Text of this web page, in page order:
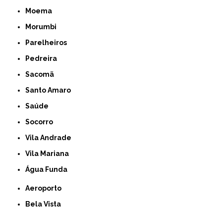
Moema
Morumbi
Parelheiros
Pedreira
Sacomã
Santo Amaro
Saúde
Socorro
Vila Andrade
Vila Mariana
Água Funda
Aeroporto
Bela Vista